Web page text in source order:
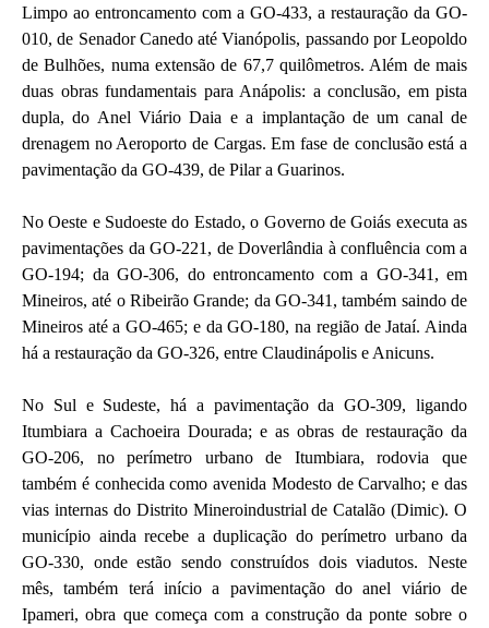
Limpo ao entroncamento com a GO-433, a restauração da GO-
010, de Senador Canedo até Vianópolis, passando por Leopoldo
de Bulhões, numa extensão de 67,7 quilômetros. Além de mais
duas obras fundamentais para Anápolis: a conclusão, em pista
dupla, do Anel Viário Daia e a implantação de um canal de
drenagem no Aeroporto de Cargas. Em fase de conclusão está a
pavimentação da GO-439, de Pilar a Guarinos.
No Oeste e Sudoeste do Estado, o Governo de Goiás executa as
pavimentações da GO-221, de Doverlândia à confluência com a
GO-194; da GO-306, do entroncamento com a GO-341, em
Mineiros, até o Ribeirão Grande; da GO-341, também saindo de
Mineiros até a GO-465; e da GO-180, na região de Jataí. Ainda
há a restauração da GO-326, entre Claudinápolis e Anicuns.
No Sul e Sudeste, há a pavimentação da GO-309, ligando
Itumbiara a Cachoeira Dourada; e as obras de restauração da
GO-206, no perímetro urbano de Itumbiara, rodovia que
também é conhecida como avenida Modesto de Carvalho; e das
vias internas do Distrito Mineroindustrial de Catalão (Dimic). O
município ainda recebe a duplicação do perímetro urbano da
GO-330, onde estão sendo construídos dois viadutos. Neste
mês, também terá início a pavimentação do anel viário de
Ipameri, obra que começa com a construção da ponte sobre o